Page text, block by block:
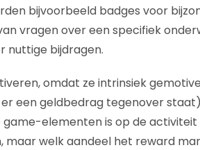
bijvoorbeeld badges voor
vragen over een specifiek
nuttige bijdragen.
omdat ze intrinsiek
een geldbedrag tegenover
elementen is op de activiteit
maar welk aandeel het reward